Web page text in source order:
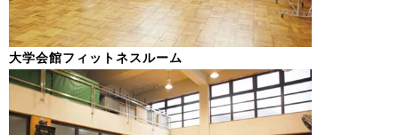
大学会館フィットネスルーム